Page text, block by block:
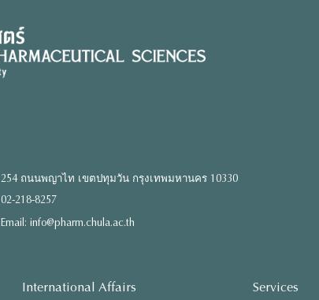
254 ถนนพญาไท เขตปทุมวัน กรุงเทพมหานคร 10330
02-218-8257
Email: info@pharm.chula.ac.th
International Affairs
Services